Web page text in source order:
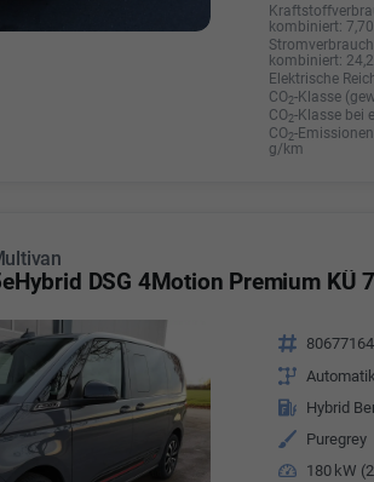
kombiniert:
kombiniert:
Elektrische
CO2-Klasse
CO2-Klasse bei
CO2-
g/km
DSG 4Motion Premium KÜ
Fahrzeugnr.
Getriebe
Kraftstoff Hybrid
Außenfarbe
Puregrey
Leistung 180 kW